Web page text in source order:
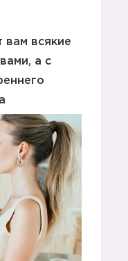
всякие
а с